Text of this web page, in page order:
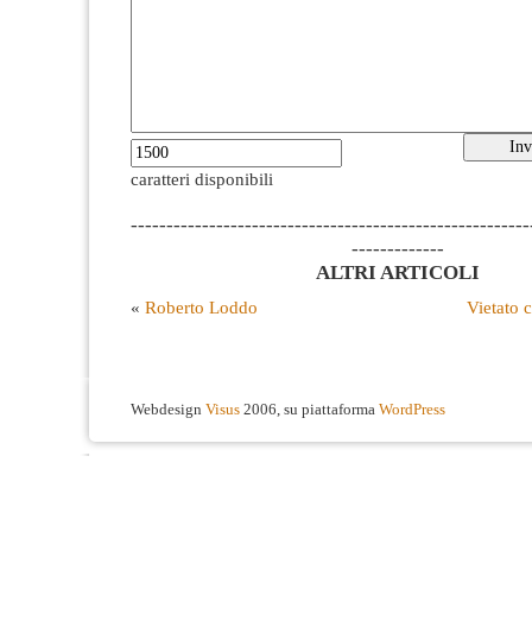
caratteri disponibili
-------------
ALTRI ARTICOLI
« Roberto Loddo Vietato
Webdesign Visus 2006, su piattaforma WordPress